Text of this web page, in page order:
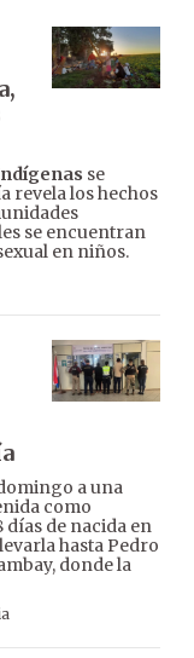
se
revela los hechos
se encuentran
en niños.
a una
como
días de nacida en
hasta Pedro
donde la